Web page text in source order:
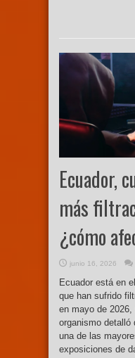
Ecuador,
más
¿cómo
junio 16, 2026
Ecuador está en
que han sufrido
en mayo de 2026,
organismo detalló
una de las
exposiciones de